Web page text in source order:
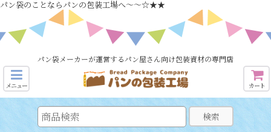
パン袋のことならパンの包装工場へ～～☆★★
パン袋メーカーが運営するパン屋さん向け包装資材の専門店
メニュー カート
検索